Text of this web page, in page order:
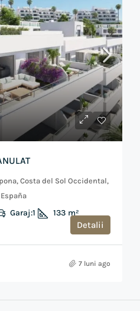
Costa del Sol Occidental,
Garaj:1 133 m²
Detalii
7 luni ago